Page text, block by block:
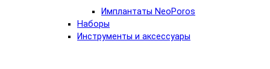
Имплантаты NeoPoros
Наборы
Инструменты и аксессуары